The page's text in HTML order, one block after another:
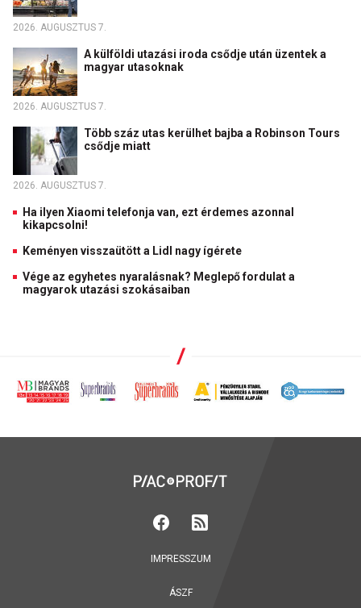
2026. AUGUSZTUS 7.
A külföldi utazási iroda csődje után üzentek a
magyar utasoknak
2026. AUGUSZTUS 7.
Több száz utas kerülhet bajba a Robinson Tours
csődje miatt
2026. AUGUSZTUS 7.
Ha ilyen Xiaomi telefonja van, ezt érdemes azonnal
kikapcsolni!
Keményen visszaütött a Lidl nagy ígérete
Vége az egyhetes nyaralásnak? Meglepő fordulat a
magyarok utazási szokásaiban
IMPRESSZUM
ÁSZF